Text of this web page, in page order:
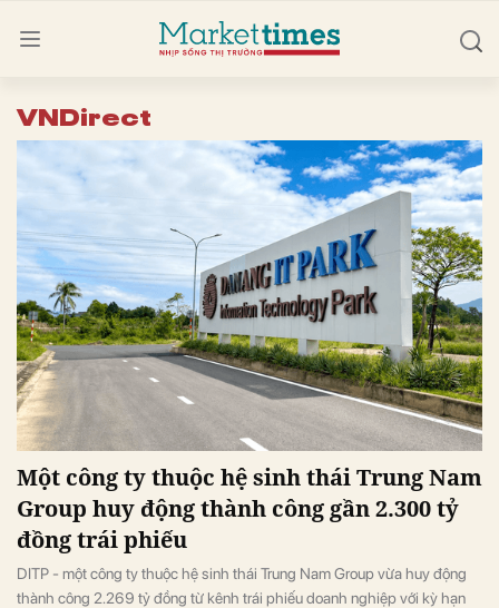
VNDirect
Một công ty thuộc hệ sinh thái Trung Nam
Group huy động thành công gần 2.300 tỷ
đồng trái phiếu
DITP - một công ty thuộc hệ sinh thái Trung Nam Group vừa huy động
thành công 2.269 tỷ đồng từ kênh trái phiếu doanh nghiệp với kỳ hạn